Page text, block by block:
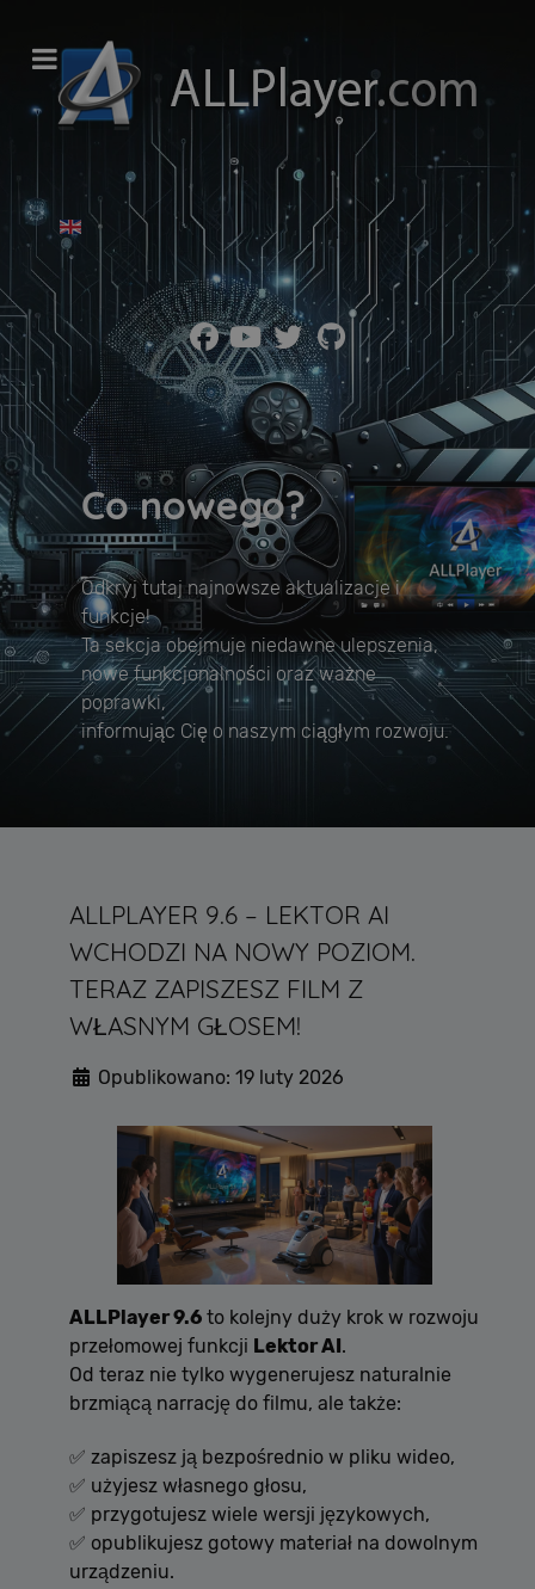
Wybierz swój język
Co nowego?
Odkryj tutaj najnowsze aktualizacje i
funkcje!
Ta sekcja obejmuje niedawne ulepszenia,
nowe funkcjonalności oraz ważne
poprawki,
informując Cię o naszym ciągłym rozwoju.
ALLPLAYER 9.6 – LEKTOR AI
WCHODZI NA NOWY POZIOM.
TERAZ ZAPISZESZ FILM Z
WŁASNYM GŁOSEM!
Opublikowano: 19 luty 2026
ALLPlayer 9.6 to kolejny duży krok w rozwoju
przełomowej funkcji Lektor AI .
Od teraz nie tylko wygenerujesz naturalnie
brzmiącą narrację do filmu, ale także:
✅ zapiszesz ją bezpośrednio w pliku wideo,
✅ użyjesz własnego głosu,
✅ przygotujesz wiele wersji językowych,
✅ opublikujesz gotowy materiał na dowolnym
urządzeniu.